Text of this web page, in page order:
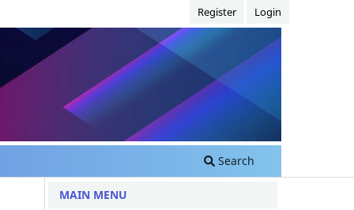
Search
Register Login
MAIN MENU